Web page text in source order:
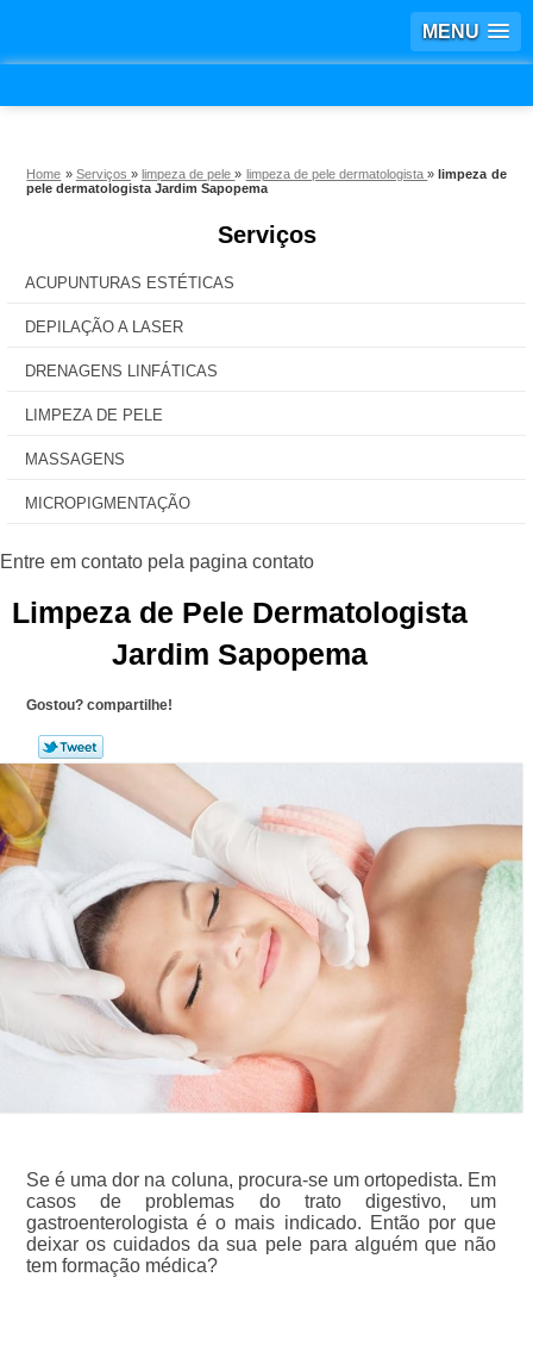
MENU
Home » Serviços »limpeza de pele» limpeza de pele dermatologista»limpeza de
pele dermatologista Jardim Sapopema
Serviços
ACUPUNTURAS ESTÉTICAS
DEPILAÇÃO A LASER
DRENAGENS LINFÁTICAS
LIMPEZA DE PELE
MASSAGENS
MICROPIGMENTAÇÃO
Limpeza de Pele Dermatologista
Jardim Sapopema
Gostou? compartilhe!
Se é uma dor na coluna, procura-se um ortopedista. Em
casos de problemas do trato digestivo, um
gastroenterologista é o mais indicado. Então por que
deixar os cuidados da sua pele para alguém que não
tem formação médica?